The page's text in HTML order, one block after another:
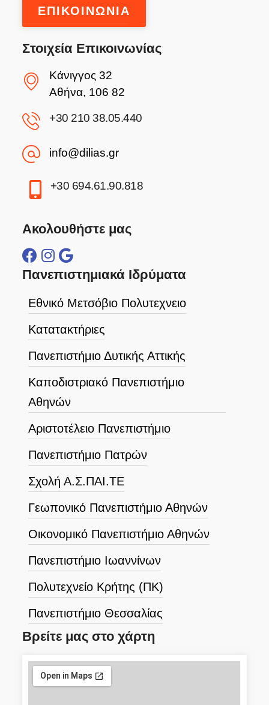
ΕΠΙΚΟΙΝΩΝΙΑ
Στοιχεία Επικοινωνίας
Κάνιγγος 32
Αθήνα, 106 82
+30 210 38.05.440
info@dilias.gr
+30 694.61.90.818
Ακολουθήστε μας
Πανεπιστημιακά Ιδρύματα
Εθνικό Μετσόβιο Πολυτεχνειο
Κατατακτήριες
Πανεπιστήμιο Δυτικής Αττικής
Καποδιστριακό Πανεπιστήμιο
Αθηνών
Αριστοτέλειο Πανεπιστήμιο
Πανεπιστήμιο Πατρών
Σχολή Α.Σ.ΠΑΙ.ΤΕ
Γεωπονικό Πανεπιστήμιο Αθηνών
Οικονομικό Πανεπιστήμιο Αθηνών
Πανεπιστήμιο Ιωαννίνων
Πολυτεχνείο Κρήτης (ΠΚ)
Πανεπιστήμιο Θεσσαλίας
Βρείτε μας στο χάρτη